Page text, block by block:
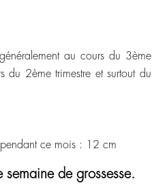
au cours du 3ème
2ème trimestre et surtout du
ce mois : 12 cm
semaine de grossesse.